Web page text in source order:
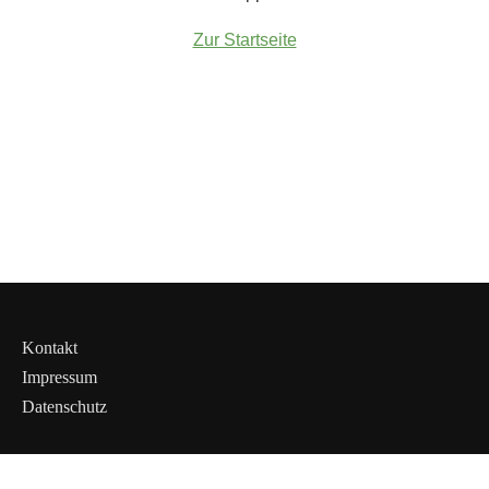
Zur Startseite
Kontakt
Impressum
Datenschutz